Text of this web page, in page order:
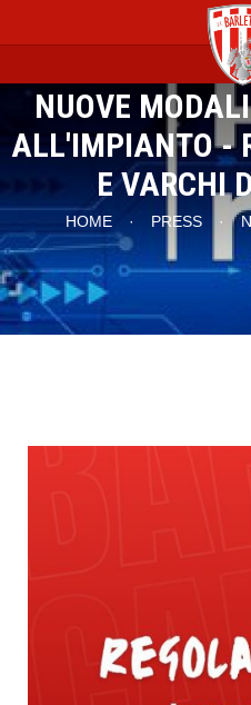
NUOVE
ALL'IMPIANTO -
E VARCHI
HOME · PRESS ·